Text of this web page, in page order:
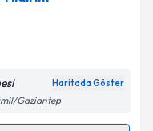
randevu
e-posta ile
Haritada Göster
Gaziantep